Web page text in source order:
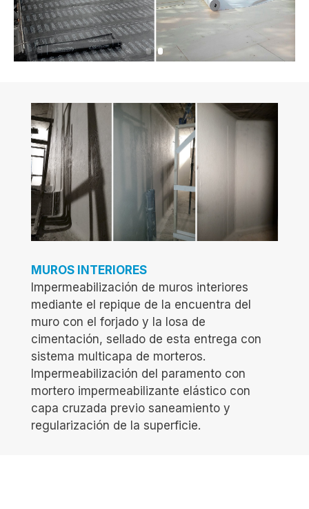
MUROS INTERIORES
Impermeabilización de muros interiores
mediante el repique de la encuentra del
muro con el forjado y la losa de
cimentación, sellado de esta entrega con
sistema multicapa de morteros.
Impermeabilización del paramento con
mortero impermeabilizante elástico con
capa cruzada previo saneamiento y
regularización de la superficie.